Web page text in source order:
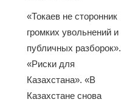
«Токаев не сторонник
громких увольнений и
публичных разборок».
«Риски для
Казахстана». «В
Казахстане снова